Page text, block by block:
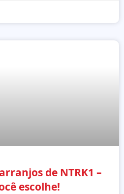
de NTRK1 –
escolhe!